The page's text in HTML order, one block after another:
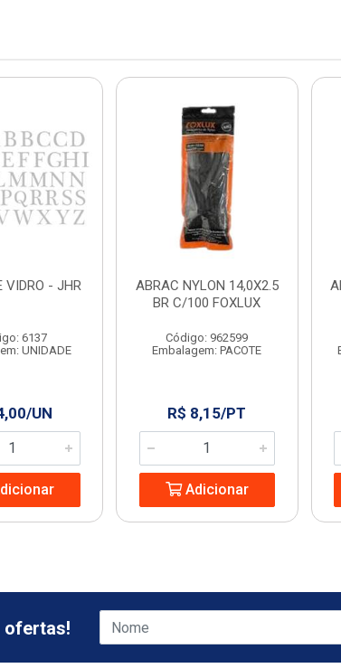
VIDRO - JHR
6137
UNIDADE
UN
ABRAC NYLON 14,0X2.5
BR C/100 FOXLUX
Código: 962599
Embalagem: PACOTE
R$ 8,15/PT
Adicionar
ofertas!